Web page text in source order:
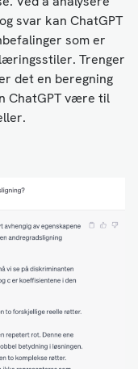
svar kan ChatGPT
som er
Trenger
det en beregning
ChatGPT være til